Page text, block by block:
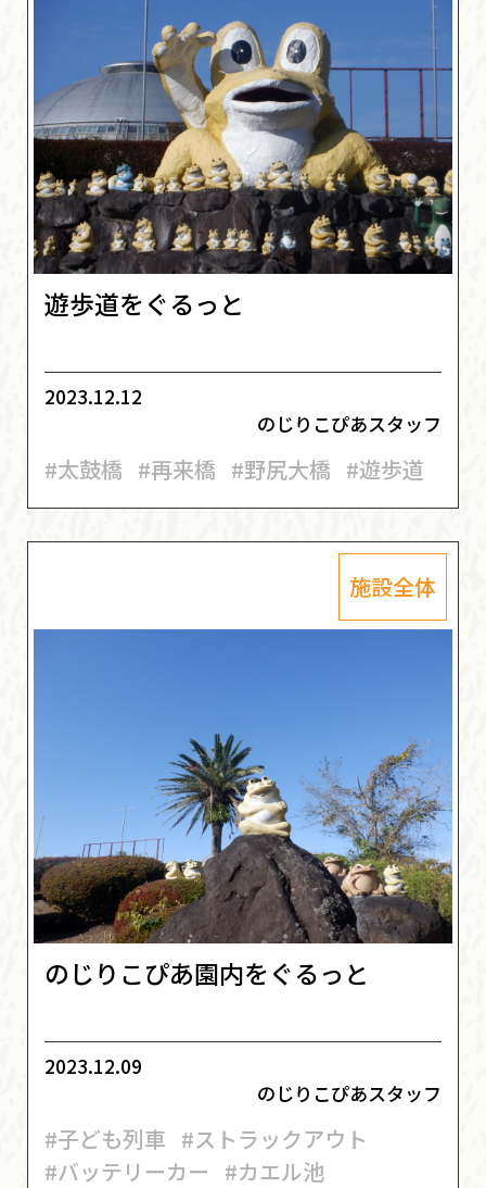
遊歩道をぐるっと
2023.12.12
のじりこぴあスタッフ
#太鼓橋 #再来橋 #野尻大橋 #遊歩道
施設全体
のじりこぴあ園内をぐるっと
2023.12.09
のじりこぴあスタッフ
#子ども列車 #ストラックアウト
#バッテリーカー #カエル池